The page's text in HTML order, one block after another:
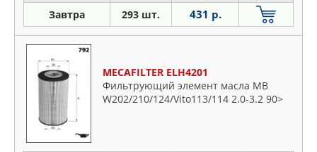
Завтра 293 шт. 431 р.
MECAFILTER ELH4201
Фильтрующий элемент масла MB
W202/210/124/Vito113/114 2.0-3.2 90>